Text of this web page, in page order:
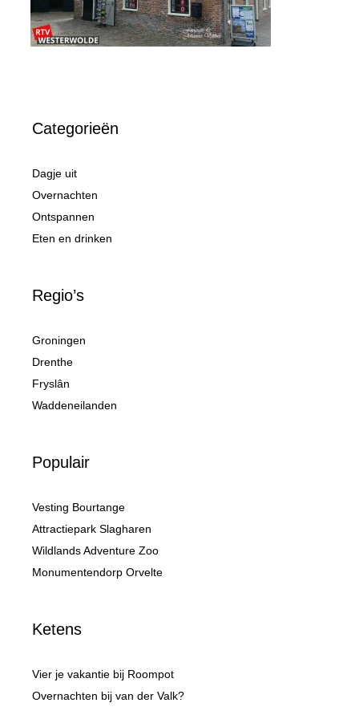
Categorieën
Dagje uit
Overnachten
Ontspannen
Eten en drinken
Regio’s
Groningen
Drenthe
Fryslân
Waddeneilanden
Populair
Vesting Bourtange
Attractiepark Slagharen
Wildlands Adventure Zoo
Monumentendorp Orvelte
Ketens
Vier je vakantie bij Roompot
Overnachten bij van der Valk?